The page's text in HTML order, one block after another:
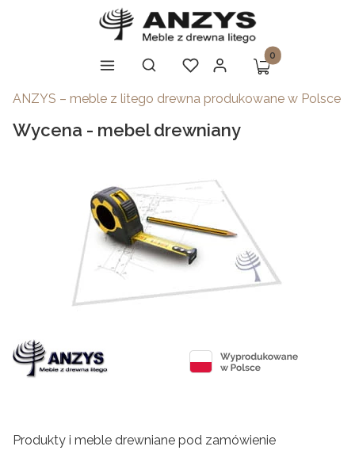
Menu Otwórz wyszukiwarkę
Szukaj UlubioneZaloguj sięProdukty w
Koszyk
ANZYS – meble z litego drewna produkowane w Polsce
Wycena - mebel drewniany
Produkty i meble drewniane pod zamówienie